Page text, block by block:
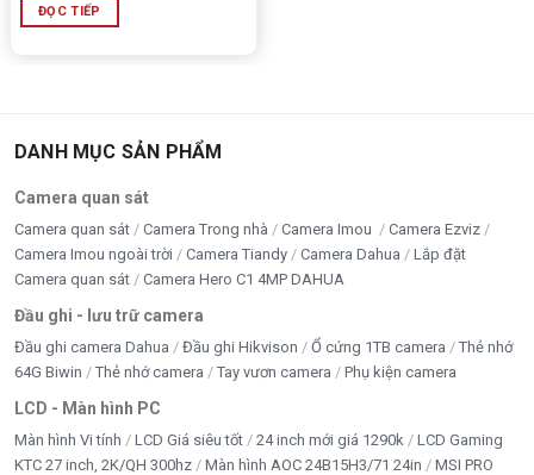
ĐỌC TIẾP
DANH MỤC SẢN PHẨM
Camera quan sát
Camera quan sát Camera Trong nhà Camera Imou
Camera Ezviz
Camera Imou ngoài trời
Camera Tiandy Camera Dahua
Lắp đặt
Camera quan sát
Camera Hero C1 4MP DAHUA
Đầu ghi - lưu trữ camera
Đầu ghi camera Dahua Đầu ghi Hikvison Ổ cứng 1TB camera
Thẻ nhớ
64G Biwin
Thẻ nhớ camera Tay vươn camera Phụ kiện camera
LCD - Màn hình PC
Màn hình Vi tính LCD Giá siêu tốt 24 inch mới giá 1290k
LCD Gaming
KTC 27 inch, 2K/QH 300hz
Màn hình AOC 24B15H3/71 24in
MSI PRO